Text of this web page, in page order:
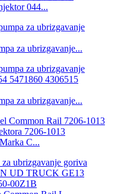
044...
za ubrizgavanje...
za ubrizgavanje...
C...